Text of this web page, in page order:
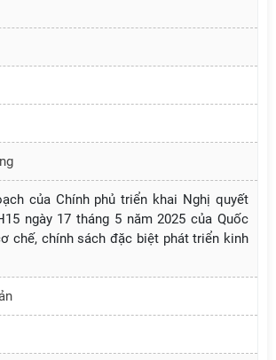
của Chính phủ triển khai Nghị quyết
ngày 17 tháng 5 năm 2025 của Quốc
chế, chính sách đặc biệt phát triển kinh